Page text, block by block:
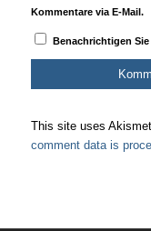
Kommentare via E-Mail.
Benachrichtigen
This site uses
comment data is